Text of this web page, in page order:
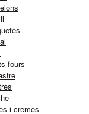
fours
i cremes